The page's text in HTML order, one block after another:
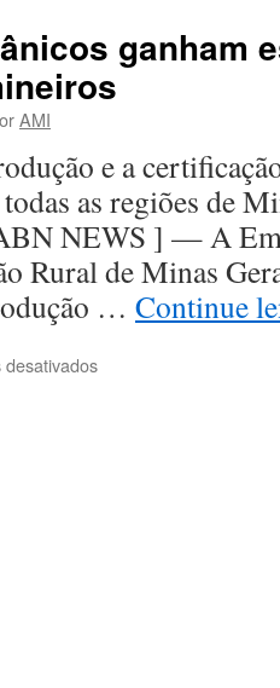
ganham
AMI
e a
as regiões de
NEWS ] — A
Rural de Minas
… Continue
em